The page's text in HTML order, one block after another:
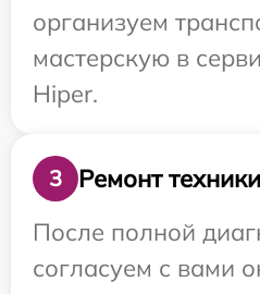
организуем
мастерскую в
Hiper.
3
Ремонт техники
После полной
согласуем с вами